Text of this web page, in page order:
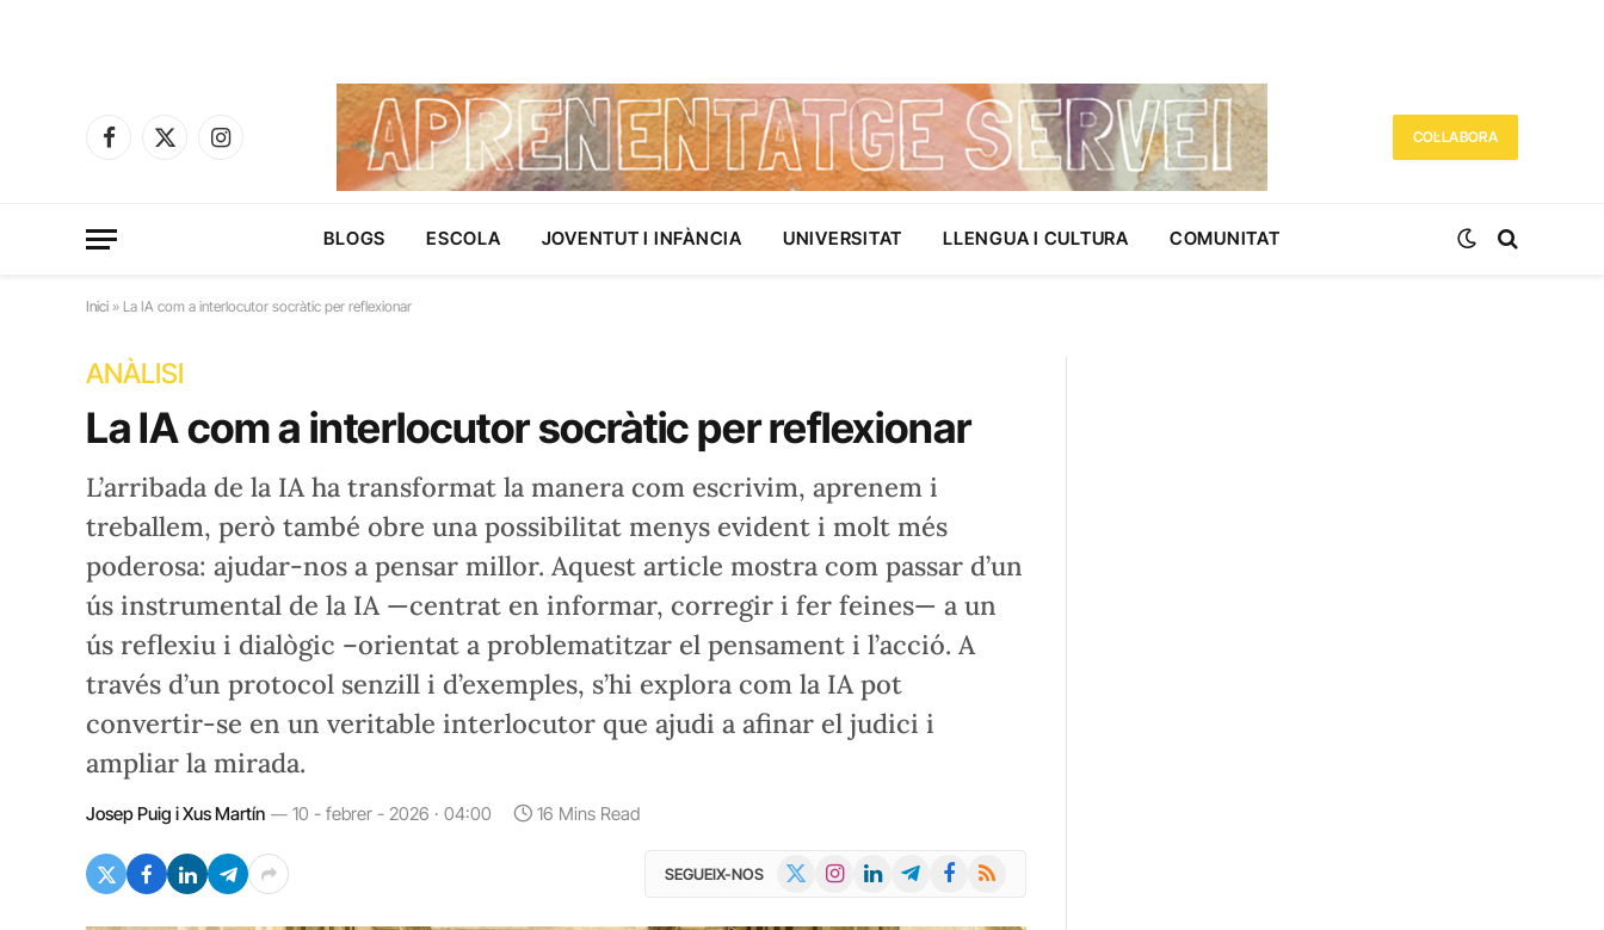
Facebook
X
Instagram
COL·LABORA
BLOGS ESCOLA JOVENTUT I INFÀNCIA UNIVERSITAT LLENGUA I CULTURA COMUNITAT
Inici » La IA com a interlocutor socràtic per reflexionar
ANÀLISI
La IA com a interlocutor socràtic per reflexionar
L’arribada de la IA ha transformat la manera com escrivim, aprenem i
treballem, però també obre una possibilitat menys evident i molt més
poderosa: ajudar-nos a pensar millor. Aquest article mostra com passar d’un
ús instrumental de la IA —centrat en informar, corregir i fer feines— a un
ús reflexiu i dialògic –orientat a problematitzar el pensament i l’acció. A
través d’un protocol senzill i d’exemples, s’hi explora com la IA pot
convertir-se en un veritable interlocutor que ajudi a afinar el judici i
ampliar la mirada.
Josep Puig i Xus Martín 10 - febrer - 2026 · 04:00 16 Mins Read
SEGUEIX-NOS InstagramLinkedInTelegramFacebook
RSS